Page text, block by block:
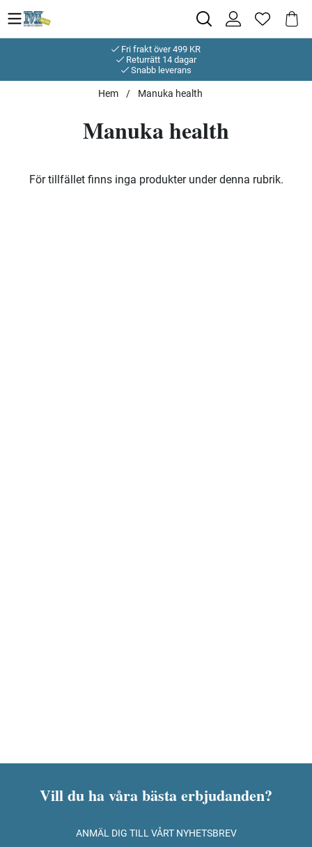
Fri frakt över 499 KR
Returrätt 14 dagar
Snabb leverans
Hem Manuka health
Manuka health
Produkter
För tillfället finns inga produkter under denna rubrik.
Vill du ha våra bästa erbjudanden?
ANMÄL DIG TILL VÅRT NYHETSBREV